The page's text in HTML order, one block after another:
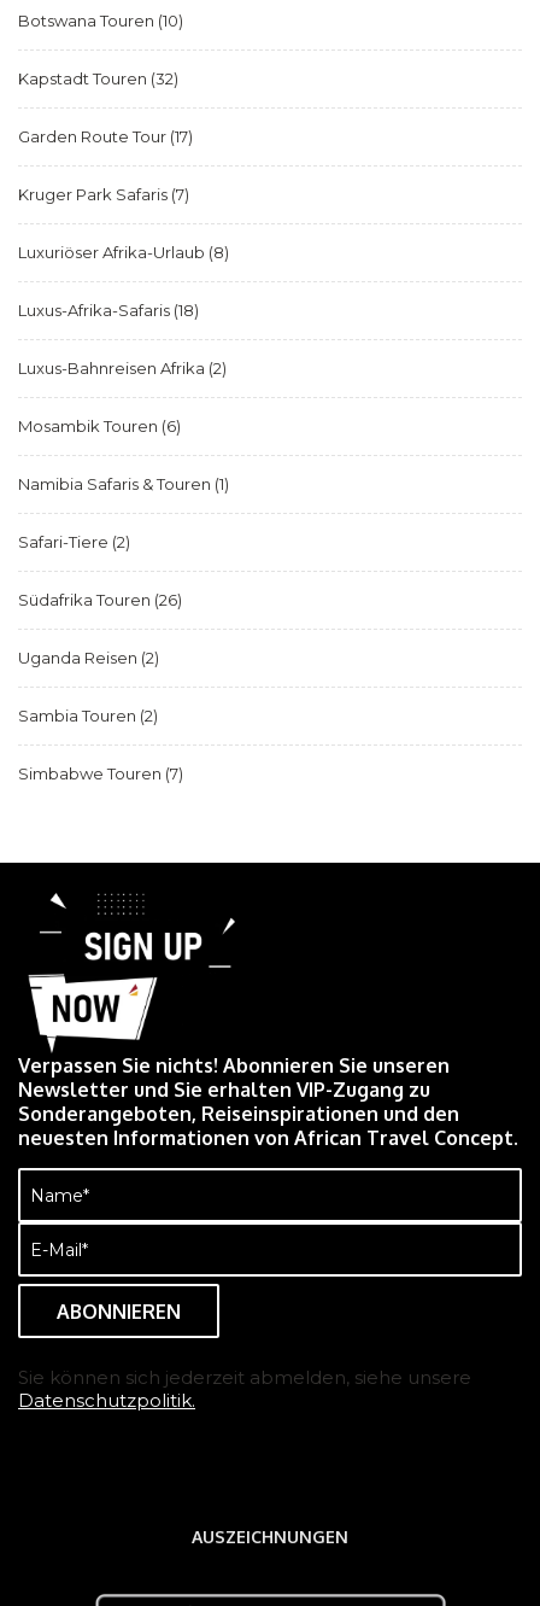
Botswana Touren (10)
Kapstadt Touren (32)
Garden Route Tour (17)
Kruger Park Safaris (7)
Luxuriöser Afrika-Urlaub (8)
Luxus-Afrika-Safaris (18)
Luxus-Bahnreisen Afrika (2)
Mosambik Touren (6)
Namibia Safaris & Touren (1)
Safari-Tiere (2)
Südafrika Touren (26)
Uganda Reisen (2)
Sambia Touren (2)
Simbabwe Touren (7)
Verpassen Sie nichts! Abonnieren Sie unseren
Newsletter und Sie erhalten VIP-Zugang zu
Sonderangeboten, Reiseinspirationen und den
neuesten Informationen von African Travel Concept.
Name
(erforderlich)
E-
Mail
(erforderlich)
Sie können sich jederzeit abmelden, siehe unsere
Datenschutzpolitik.
AUSZEICHNUNGEN